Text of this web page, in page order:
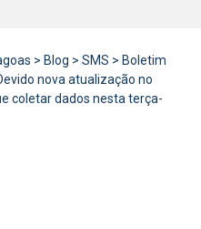
> Blog > SMS > Boletim
nova atualização no
coletar dados nesta terça-